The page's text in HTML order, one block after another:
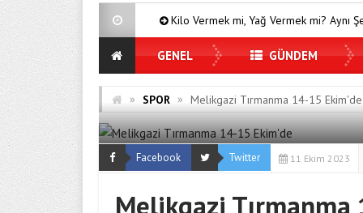
Kilo Vermek mi, Yağ Vermek mi? Aynı Şey Sanıyoruz Ama
GENEL GÜNDEM
» SPOR » Melikgazi Tırmanma 14-15 Ekim'de
Facebook Twitter 11 Ekim 2023
Melikgazi